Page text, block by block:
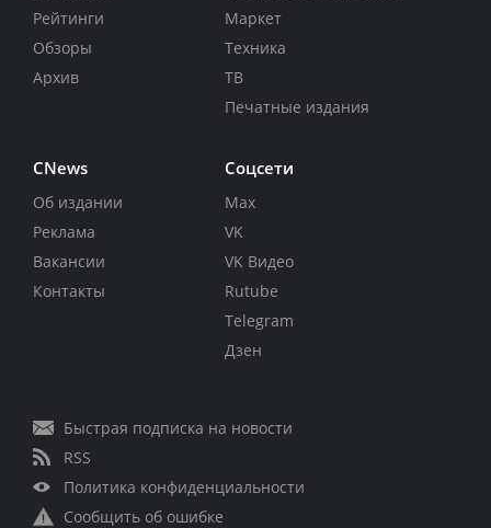
Рейтинги
Обзоры
Архив
Маркет
Техника
ТВ
Печатные издания
CNews
Об издании
Реклама
Вакансии
Контакты
Соцсети
Max
VK
VK Видео
Rutube
Telegram
Дзен
Быстрая подписка на новости
RSS
Политика конфиденциальности
Сообщить об ошибке